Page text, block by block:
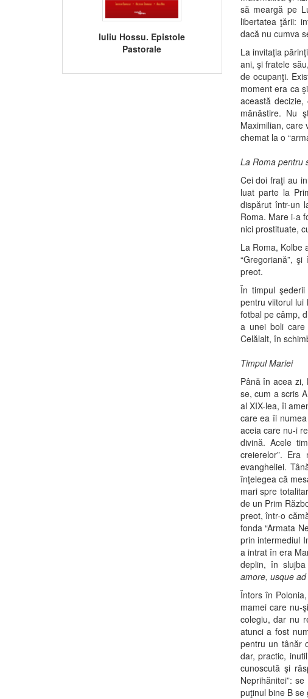
Iuliu Hossu. Epistole
Pastorale
să meargă pe
libertatea ţării:
dacă nu cumva
La invitaţia
ani, şi fratele
de ocupanţi.
moment era ca
această
mănăstire. Nu
Maximilian, care
chemat la o
La Roma pentru
Cei doi fraţi au
luat parte la
dispărut într-un
Roma. Mare i-a
nici prostituate,
La Roma, Kolbe
“Gregoriană”,
preot.
În timpul
pentru viitorul lui
fotbal pe câmp,
a unei boli
Celălalt, în
Timpul Mariei
Până în acea zi,
se, cum a scris
al XIX-lea, îi
care ea îi
aceia care nu-i
divină. Acele
creierelor”. Era
evangheliei.
înţelegea că
mari spre
de un Prim
preot, într-o
fonda “Armata
prin intermediul
a intrat în era
deplin, în
amore, usque
Întors în
mamei care nu-
colegiu, dar nu
atunci a fost
pentru un tânăr
dar, practic,
cunoscută şi
Neprihănitei”:
puţinul bine B